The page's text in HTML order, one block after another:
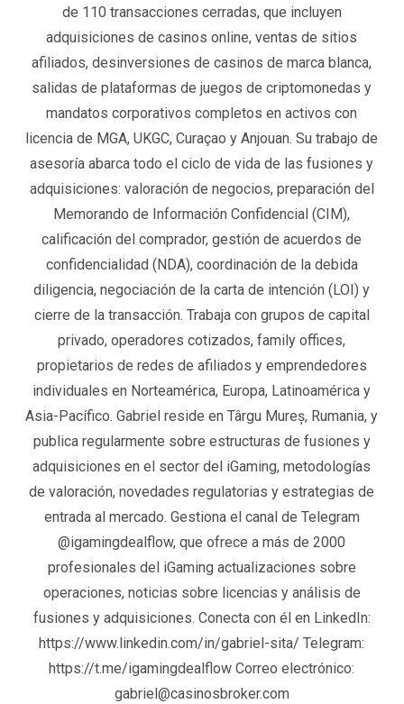
de 110 transacciones cerradas, que incluyen
adquisiciones de casinos online, ventas de sitios
afiliados, desinversiones de casinos de marca blanca,
salidas de plataformas de juegos de criptomonedas y
mandatos corporativos completos en activos con
licencia de MGA, UKGC, Curaçao y Anjouan. Su trabajo de
asesoría abarca todo el ciclo de vida de las fusiones y
adquisiciones: valoración de negocios, preparación del
Memorando de Información Confidencial (CIM),
calificación del comprador, gestión de acuerdos de
confidencialidad (NDA), coordinación de la debida
diligencia, negociación de la carta de intención (LOI) y
cierre de la transacción. Trabaja con grupos de capital
privado, operadores cotizados, family offices,
propietarios de redes de afiliados y emprendedores
individuales en Norteamérica, Europa, Latinoamérica y
Asia-Pacífico. Gabriel reside en Târgu Mureș, Rumania, y
publica regularmente sobre estructuras de fusiones y
adquisiciones en el sector del iGaming, metodologías
de valoración, novedades regulatorias y estrategias de
entrada al mercado. Gestiona el canal de Telegram
@igamingdealflow, que ofrece a más de 2000
profesionales del iGaming actualizaciones sobre
operaciones, noticias sobre licencias y análisis de
fusiones y adquisiciones. Conecta con él en LinkedIn:
https://www.linkedin.com/in/gabriel-sita/ Telegram:
https://t.me/igamingdealflow Correo electrónico:
gabriel@casinosbroker.com